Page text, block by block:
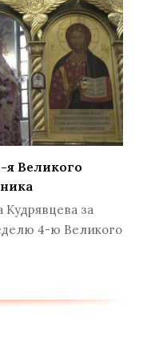
я Великого
за
4-ю Великого